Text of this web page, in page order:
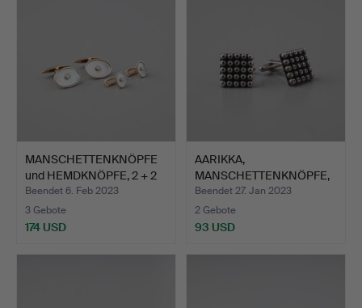
MANSCHETTENKNÖPFE
und HEMDKNÖPFE, 2 + 2
St…
Beendet 6. Feb 2023
3 Gebote
174 USD
AARIKKA,
MANSCHETTENKNÖPFE,
Silber, Helsin…
Beendet 27. Jan 2023
2 Gebote
93 USD